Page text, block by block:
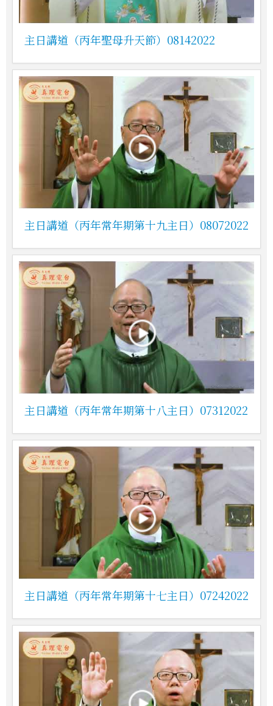
主日講道（丙年聖母升天節）08142022
主日講道（丙年常年期第十九主日）08072022
主日講道（丙年常年期第十八主日）07312022
主日講道（丙年常年期第十七主日）07242022